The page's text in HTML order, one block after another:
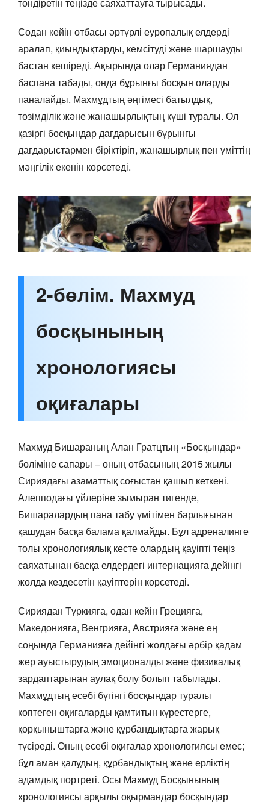
Содан кейін отбасы әртүрлі еуропалық елдерді
аралап, қиындықтарды, кемсітуді және шаршауды
бастан кешіреді. Ақырында олар Германиядан
баспана табады, онда бұрынғы босқын оларды
паналайды. Махмұдтың әңгімесі батылдық,
төзімділік және жанашырлықтың күші туралы. Ол
қазіргі босқындар дағдарысын бұрынғы
дағдарыстармен біріктіріп, жанашырлық пен үміттің
мәңгілік екенін көрсетеді.
2-бөлім. Махмуд
босқынының
хронологиясы
оқиғалары
Махмуд Бишараның Алан Гратцтың «Босқындар»
бөліміне сапары – оның отбасының 2015 жылы
Сириядағы азаматтық соғыстан қашып кеткені.
Алепподағы үйлеріне зымыран тигенде,
Бишаралардың пана табу үмітімен барлығынан
қашудан басқа балама қалмайды. Бұл адреналинге
толы хронологиялық кесте олардың қауіпті теңіз
саяхатынан басқа елдердегі интернацияға дейінгі
жолда кездесетін қауіптерін көрсетеді.
Сириядан Түркияға, одан кейін Грецияға,
Македонияға, Венгрияға, Австрияға және ең
соңында Германияға дейінгі жолдағы әрбір қадам
жер ауыстырудың эмоционалды және физикалық
зардаптарынан аулақ болу болып табылады.
Махмұдтың есебі бүгінгі босқындар туралы
көптеген оқиғаларды қамтитын күрестерге,
қорқыныштарға және құрбандықтарға жарық
түсіреді. Оның есебі оқиғалар хронологиясы емес;
бұл аман қалудың, құрбандықтың және ерліктің
адамдық портреті. Осы Махмуд Босқынының
хронологиясы арқылы оқырмандар босқындар